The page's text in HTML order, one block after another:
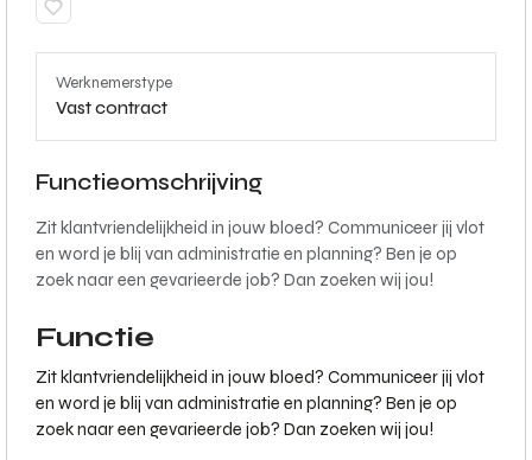
Werknemerstype
Vast contract
Functieomschrijving
Zit klantvriendelijkheid in jouw bloed? Communiceer jij vlot
en word je blij van administratie en planning? Ben je op
zoek naar een gevarieerde job? Dan zoeken wij jou!
Functie
Zit klantvriendelijkheid in jouw bloed? Communiceer jij vlot
en word je blij van administratie en planning? Ben je op
zoek naar een gevarieerde job? Dan zoeken wij jou!